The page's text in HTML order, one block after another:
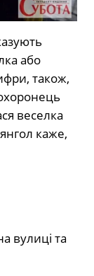
або
також,
веселка
каже,
вулиці та